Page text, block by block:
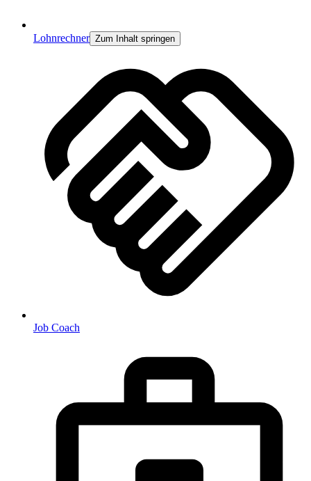
Lohnrechner Zum Inhalt springen
Job Coach